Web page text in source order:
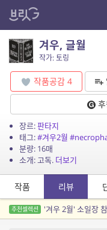
겨우, 글월
작가: 토링
작품공감 4
후
장르:판타지
태그:#겨우2월
분량: 16매
소개: 고독. 더보기
작품 리뷰
추천셀렉션 '겨우 2월' 소일장